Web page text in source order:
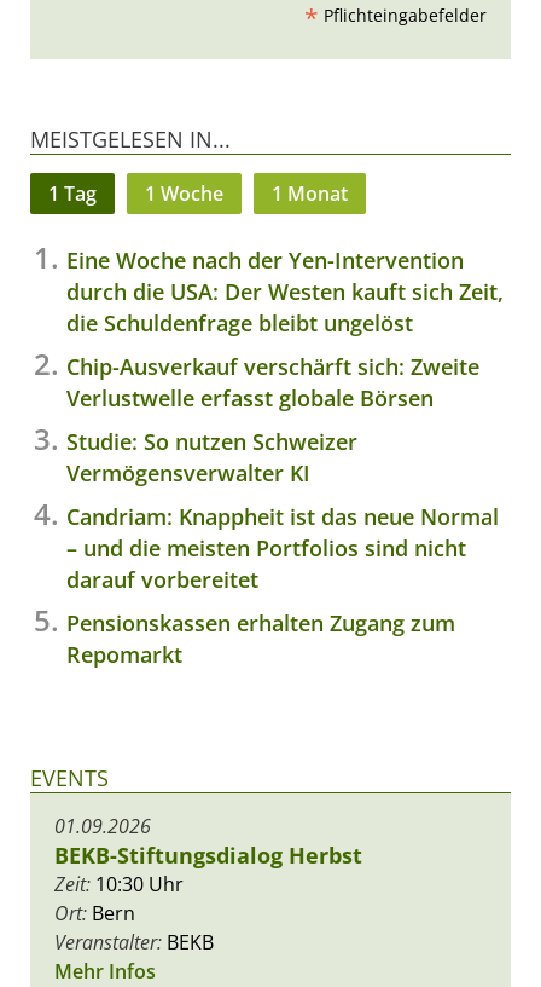
* Pflichteingabefelder
MEISTGELESEN IN...
1 Tag 1 Woche 1 Monat
Eine Woche nach der Yen-Intervention
durch die USA: Der Westen kauft sich Zeit,
die Schuldenfrage bleibt ungelöst
Chip-Ausverkauf verschärft sich: Zweite
Verlustwelle erfasst globale Börsen
Studie: So nutzen Schweizer
Vermögensverwalter KI
Candriam: Knappheit ist das neue Normal
– und die meisten Portfolios sind nicht
darauf vorbereitet
Pensionskassen erhalten Zugang zum
Repomarkt
EVENTS
01.09.2026
BEKB-Stiftungsdialog Herbst
Zeit: 10:30 Uhr
Ort: Bern
Veranstalter: BEKB
Mehr Infos